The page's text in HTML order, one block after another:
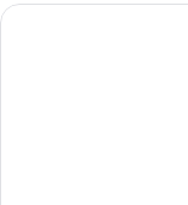
tent Lloret de Mar